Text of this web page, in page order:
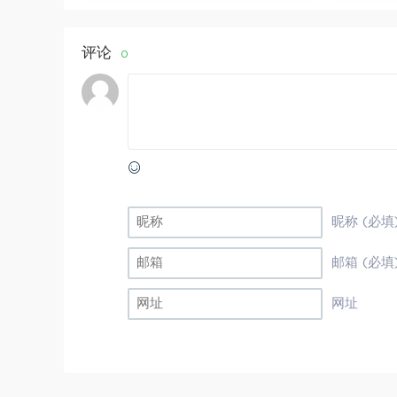
评论 0
昵称 (必填
邮箱 (必填
网址